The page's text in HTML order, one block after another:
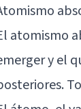
atomismo
y el